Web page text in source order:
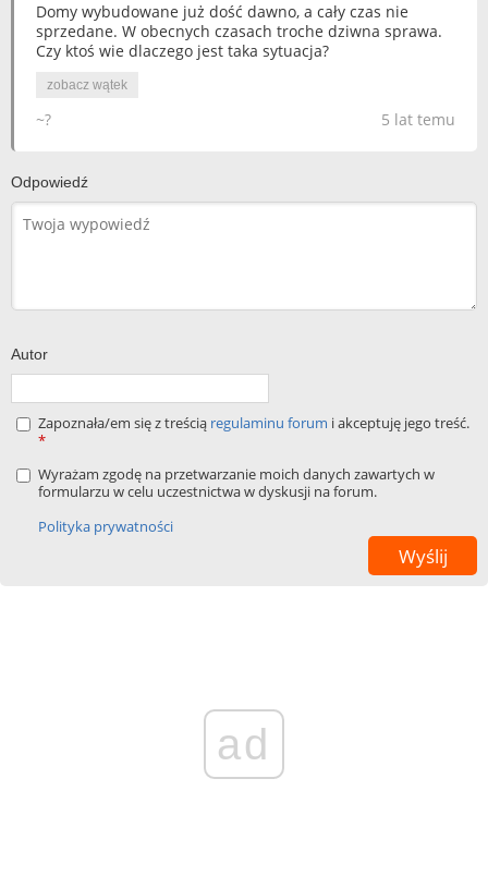
Domy wybudowane już dość dawno, a cały czas nie
sprzedane. W obecnych czasach troche dziwna sprawa.
Czy ktoś wie dlaczego jest taka sytuacja?
zobacz wątek
5 lat temu
~?
Odpowiedź
Autor
Zapoznała/em się z treścią regulaminu forum i akceptuję jego treść.
*
Wyrażam zgodę na przetwarzanie moich danych zawartych w
formularzu w celu uczestnictwa w dyskusji na forum.
Polityka prywatności
ad